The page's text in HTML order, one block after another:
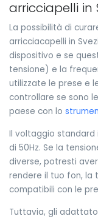
arricciapelli in
La possibilità di
arricciacapelli in
dispositivo e se
tensione) e la
utilizzate le prese e
controllare se sono
paese con lo
Il voltaggio standard
di 50Hz. Se la
diverse, potresti
rendere il tuo fon, la
compatibili con le
Tuttavia, gli